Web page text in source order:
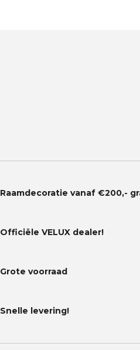
Raamdecoratie vanaf €200,-
Officiële VELUX dealer!
Grote voorraad
Snelle levering!